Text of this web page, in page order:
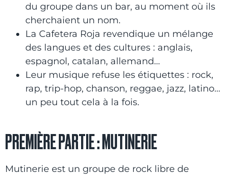
du groupe dans un bar, au moment où ils
cherchaient un nom.
La Cafetera Roja revendique un mélange
des langues et des cultures : anglais,
espagnol, catalan, allemand…
Leur musique refuse les étiquettes : rock,
rap, trip-hop, chanson, reggae, jazz, latino…
un peu tout cela à la fois.
PREMIÈRE PARTIE : MUTINERIE
Mutinerie est un groupe de rock libre de